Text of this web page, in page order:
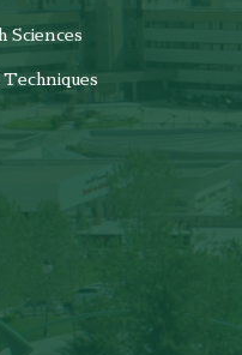
Sciences